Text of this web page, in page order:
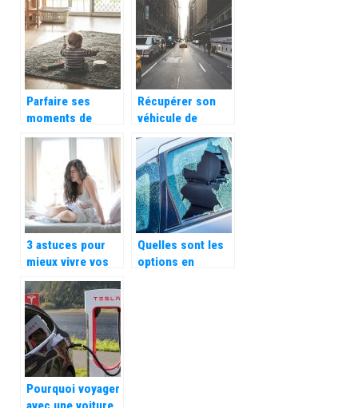
faites du camping
Parfaire ses
moments de
voyages en
famille
Récupérer son
véhicule de
fourrière en
France
3 astuces pour
mieux vivre vos
règles
douloureuses
Quelles sont les
options en
Pourquoi voyager